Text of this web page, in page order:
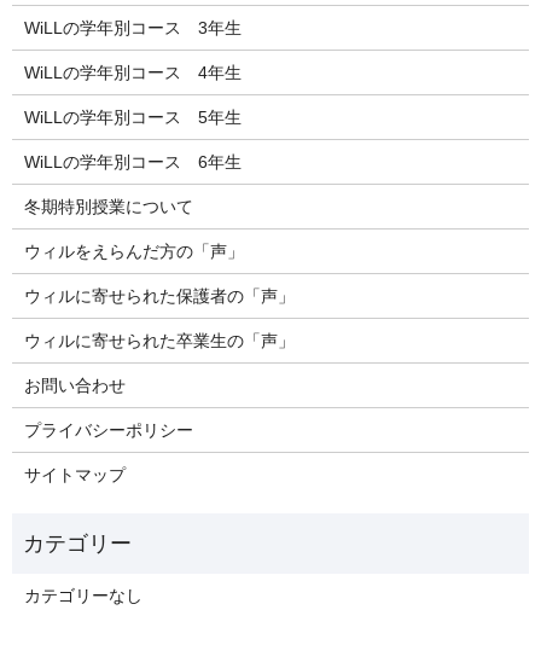
WiLLの学年別コース 3年生
WiLLの学年別コース 4年生
WiLLの学年別コース 5年生
WiLLの学年別コース 6年生
冬期特別授業について
ウィルをえらんだ方の「声」
ウィルに寄せられた保護者の「声」
ウィルに寄せられた卒業生の「声」
お問い合わせ
プライバシーポリシー
サイトマップ
カテゴリーなし